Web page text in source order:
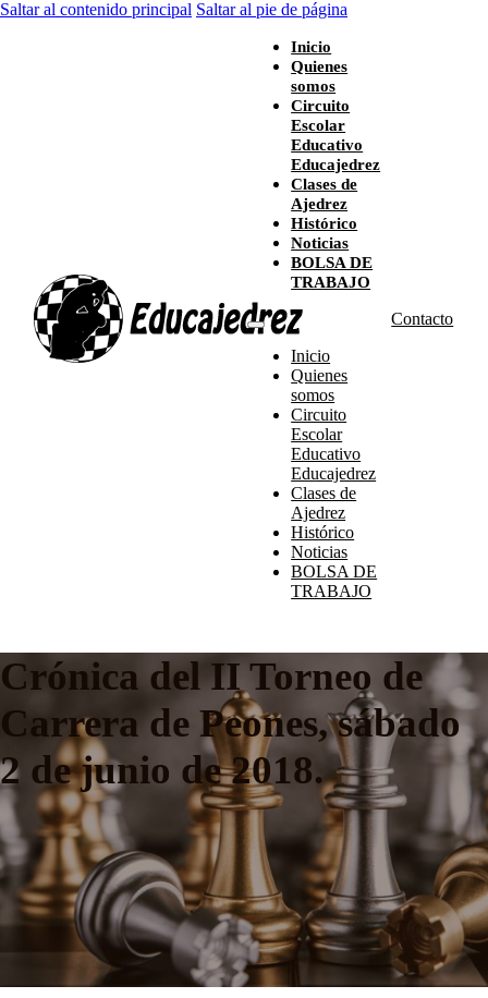
Saltar al contenido principal Saltar al pie de página
Inicio
Quienes
somos
Circuito
Escolar
Educativo
Educajedrez
Clases de
Ajedrez
Histórico
Noticias
BOLSA DE
TRABAJO
Inicio
Quienes
somos
Circuito
Escolar
Educativo
Educajedrez
Clases de
Ajedrez
Histórico
Noticias
BOLSA DE
TRABAJO
Contacto
Crónica del II Torneo de
Carrera de Peones, sábado
2 de junio de 2018.